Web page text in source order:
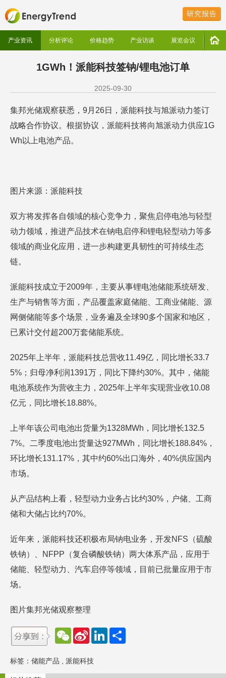
研究报告
产业资讯 分析评论 价格趋势 产业访谈 展览会议
1GWh！派能科技签钠/锂电池订单
2025-09-30
集邦光储观察获悉，9月26日，派能科技与旭派动力签订
战略合作协议。根据协议，派能科技将向旭派动力供应1G
Wh以上电池产品。
图片来源：派能科技
双方将发挥各自领域的核心竞争力，聚焦启停电池与轻型
动力领域，推进产品技术在钠电启停和锂电轻型动力等多
领域的商业化应用，进一步构建更具韧性的可持续生态
链。
派能科技成立于2009年，主要从事锂电池储能系统研发、
生产与销售等方面，产品覆盖家庭储能、工商业储能、源
网侧储能等多个场景，业务遍及全球90多个国家和地区，
已累计交付超200万套储能系统。
2025年上半年，派能科技总营收11.49亿，同比增长33.7
5%；归母净利润1391万，同比下降约30%。其中，储能
电池系统作为营收主力，2025年上半年实现营业收10.08
亿元，同比增长18.88%。
上半年该公司电池出货量为1328MWh，同比增长132.5
7%。二季度电池出货量达927MWh，同比增长188.84%，
环比增长131.17%，其中约60%出口海外，40%供应国内
市场。
从产品结构上看，轻型动力业务占比约30%，户储、工商
储和大储占比约70%。
近年来，派能科技还积极布局钠电业务，开发NFS（硫酸
铁钠）、NFPP（复合磷酸铁钠）两大体系产品，应用于
储能、轻型动力、汽车启停等领域，目前已批量应用于市
场。
图片集邦光储观察整理
W
e
h
a
t
S
a
W
e
L
d
标签： 储能产品 派能科技